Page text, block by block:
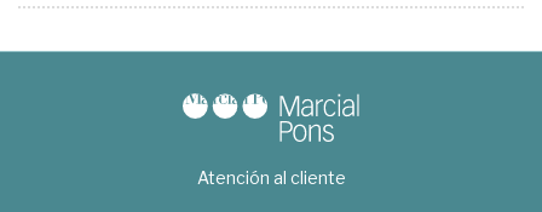
Atención al cliente